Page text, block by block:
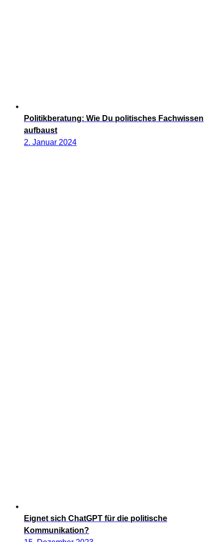
Politikberatung: Wie Du politisches Fachwissen
aufbaust
2. Januar 2024
Eignet sich ChatGPT für die politische
Kommunikation?